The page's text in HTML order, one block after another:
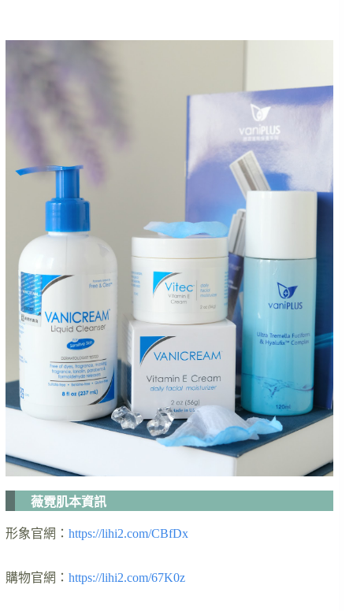
薇霓肌本資訊
形象官網： https://lihi2.com/CBfDx
購物官網： https://lihi2.com/67K0z